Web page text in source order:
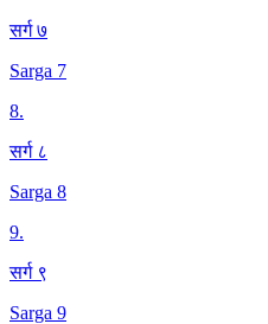
सर्ग ७
Sarga 7
8.
सर्ग ८
Sarga 8
9.
सर्ग ९
Sarga 9